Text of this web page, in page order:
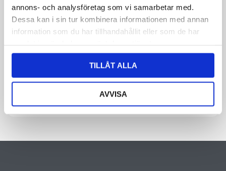
annons- och analysföretag som vi samarbetar med.
Dessa kan i sin tur kombinera informationen med annan
information som du har tillhandahållit eller som de har
TILLÅT ALLA
AVVISA
Genom att skicka formuläret godkänner du att vi sparar
information om dig. Läs mer om hur vi behandlar dina
personuppgifter i vår integritetspolicy.